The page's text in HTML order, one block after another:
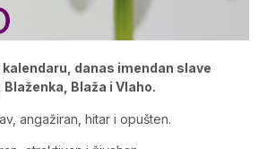
danas imendan slave
Blaža i Vlaho.
angažiran, hitar i opušten.